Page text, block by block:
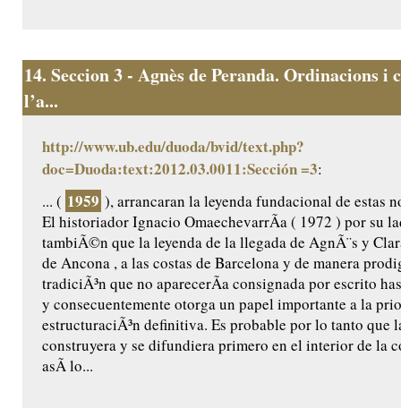
14. Seccion 3 - Agnès de Peranda. Ordinacions i
l’a...
http://www.ub.edu/duoda/bvid/text.php?
doc=Duoda:text:2012.03.0011:Sección =3:
... ( 1959 ), arrancaran la leyenda fundacional de estas
El historiador Ignacio OmaechevarrÃ­a ( 1972 ) por su
tambiÃ©n que la leyenda de la llegada de AgnÃ¨s y
de Ancona , a las costas de Barcelona y de manera
tradiciÃ³n que no aparecerÃ­a consignada por escrito
y consecuentemente otorga un papel importante a la
estructuraciÃ³n definitiva. Es probable por lo tanto que
construyera y se difundiera primero en el interior de la
asÃ­ lo...